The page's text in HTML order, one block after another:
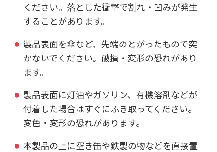
ください。落とした衝撃で割れ・凹みが発生
することがあります。
製品表面を傘など、先端のとがったもので突
かないでください。破損・変形の恐れがあり
ます。
製品表面に灯油やガソリン、有機溶剤などが
付着した場合はすぐにふき取ってください。
変色・変形の恐れがあります。
本製品の上に空き缶や鉄製の物などを直接置